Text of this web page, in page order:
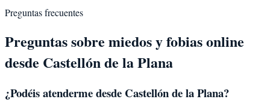
Preguntas frecuentes
Preguntas sobre miedos y fobiasonline
desde Castellón de la Plana
¿Podéis atenderme desde Castellón de la Plana?